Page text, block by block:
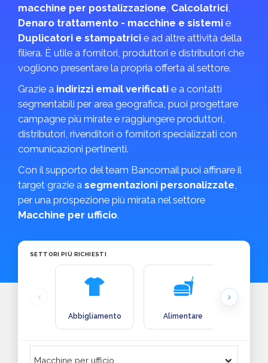
macchine per postalizzazione, Calcolatrici,
Denaro trattamento - macchine e sistemi e
Duplicatori e stampatrici e ad altre attività della
filiera. È utile a fornitori, produttori e distributori che
vogliono presentare la propria offerta al settore.
Grazie a indirizzi email verificati e a contatti
segmentabili per area geografica, puoi progettare
campagne più mirate e raggiungere produttori,
distributori, rivenditori o fornitori specializzati con
comunicazioni pertinenti.
Con il supporto del team Bancomail puoi affinare il
target grazie a segmentazioni personalizzate,
per una prospezione più mirata nel settore
Macchine per ufficio.
SETTORI PIÙ RICHIESTI
Abbigliamento Alimentare